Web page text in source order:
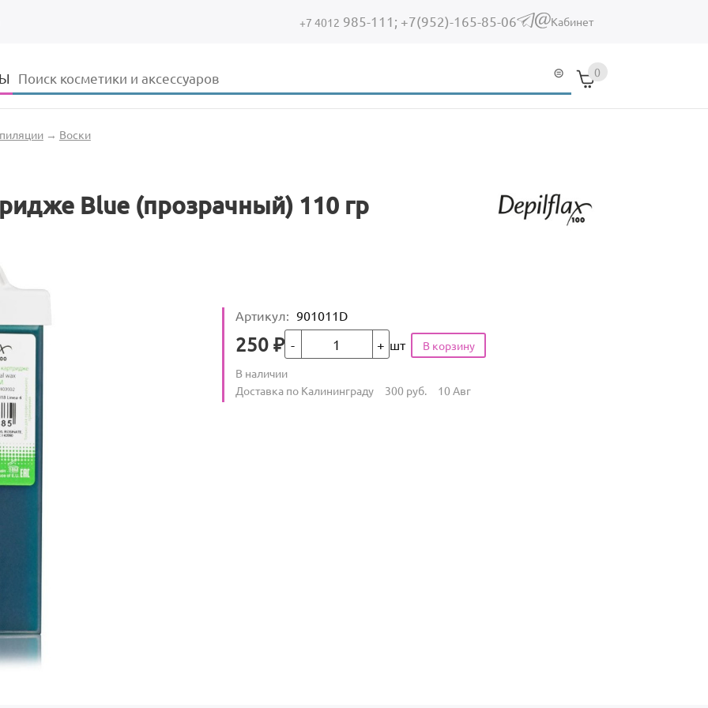
+7 4012 985-111; +7(952)-165-85-06 (link sends e-mail)
Кабинет
Форма поиска
Поиск 0
→ Воски
Blue (прозрачный) 110 гр
Артикул: 901011D
Цена
250 ₽Кол-во шт
Количество
В наличии
Условия доставки
Доставка по Калининграду 300 руб. 10 Авг